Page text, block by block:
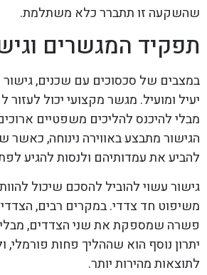
שהשקעה זו תתברר כלא משתלמת.
תפקיד המגשרים
במצבים של סכסוכים עם שכנים, גישור
יעיל ומועיל. מגשר מקצועי יכול לעזור
מבלי להיכנס להליכים משפטיים
הגישור מתבצע באווירה נינוחה, כאשר
להביע את עמדותיהם ולנסות להגיע
גישור עשוי להוביל להסכם שיכול להוות
משיפוט חד צדדי. במקרים רבים,
פשרה שמספקת את שני הצדדים,
יתרון נוסף הוא שההליך פחות פורמלי,
לתוצאות מהירות יותר.